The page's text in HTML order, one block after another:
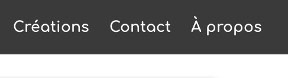
Créations Contact À propos